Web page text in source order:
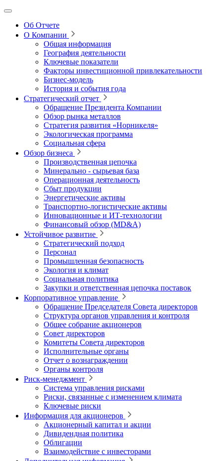
Об Отчете
О Компании
Общая информация
География деятельности
Ключевые показатели
Факторы инвестиционной привлекательности
Бизнес-модель
История и события года
Стратегический отчет
Обращение Президента Компании
Обзор рынка металлов
Стратегия развития «Норникеля»
Экологическая программа
Социальная сфера
Обзор бизнеса
Производственная цепочка
Минерально ‑ сырьевая база
Операционная деятельность
Сбыт продукции
Энергетические активы
Транспортно-логистические активы
Инновационные и ИТ‑технологии
Финансовый обзор (MD&A)
Устойчивое развитие
Стратегический подход
Персонал
Промышленная безопасность
Экология и климат
Социальная политика
Закупки и ответственная цепочка поставок
Корпоративное управление
Обращение Председателя Совета директоров
Структура органов управления и контроля
Общее собрание акционеров
Совет директоров
Комитеты Совета директоров
Исполнительные органы
Отчет о вознаграждении
Органы контроля
Риск-менеджмент
Система управления рисками
Риски, связанные с изменением климата
Ключевые риски
Информация для акционеров
Акционерный капитал и акции
Дивидендная политика
Облигации
Взаимодействие с инвесторами